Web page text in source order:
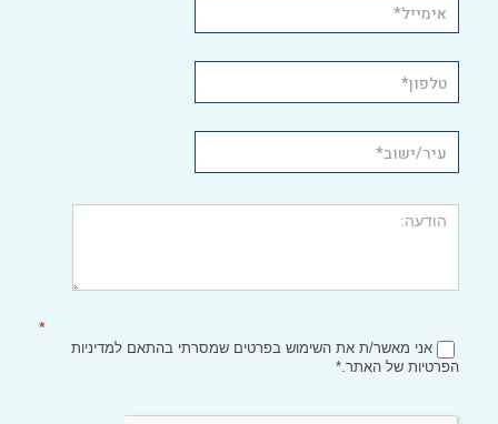
*
אני מאשר/ת את השימוש בפרטים שמסרתי בהתאם למדיניות
הפרטיות של האתר.*